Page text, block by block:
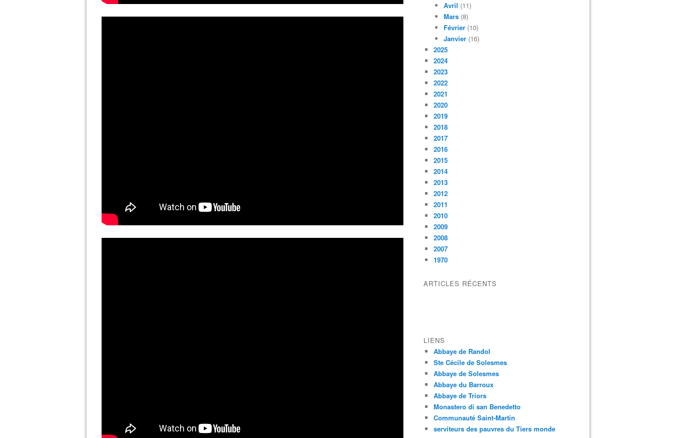
Avril (11)
Mars (8)
Février (10)
Janvier (16)
2025
2024
2023
2022
2021
2020
2019
2018
2017
2016
2015
2014
2013
2012
2011
2010
2009
2008
2007
1970
ARTICLES RÉCENTS
LIENS
Abbaye de Randol
Ste Cécile de Solesmes
Abbaye de Solesmes
Abbaye du Barroux
Abbaye de Triors
Monastero di san Benedetto
Communauté Saint-Martin
serviteurs des pauvres du Tiers monde